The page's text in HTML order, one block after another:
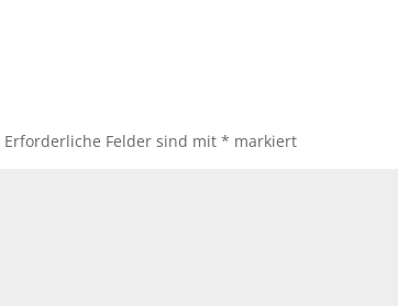
Erforderliche Felder sind mit* markiert